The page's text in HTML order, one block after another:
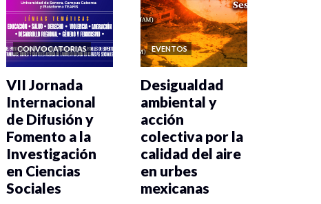
CONVOCATORIAS
VII Jornada
Internacional
de Difusión y
Fomento a la
Investigación
en Ciencias
Sociales
EVENTOS
Desigualdad
ambiental y
acción
colectiva por la
calidad del aire
en urbes
mexicanas